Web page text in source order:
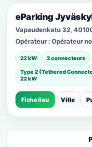
eParking
Vapaudenkatu 32,
Opérateur : Opérateur
22 kW
2 connecteurs
Type 2 (Tethered
22 kW
Fiche lieu Ville